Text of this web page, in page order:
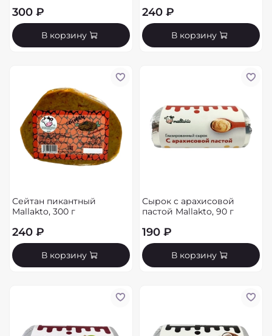
300 ₽
В корзину
240 ₽
В корзину
Сейтан пикантный
Mallakto, 300 г
240 ₽
В корзину
Сырок c арахисовой
пастой Mallakto, 90 г
190 ₽
В корзину